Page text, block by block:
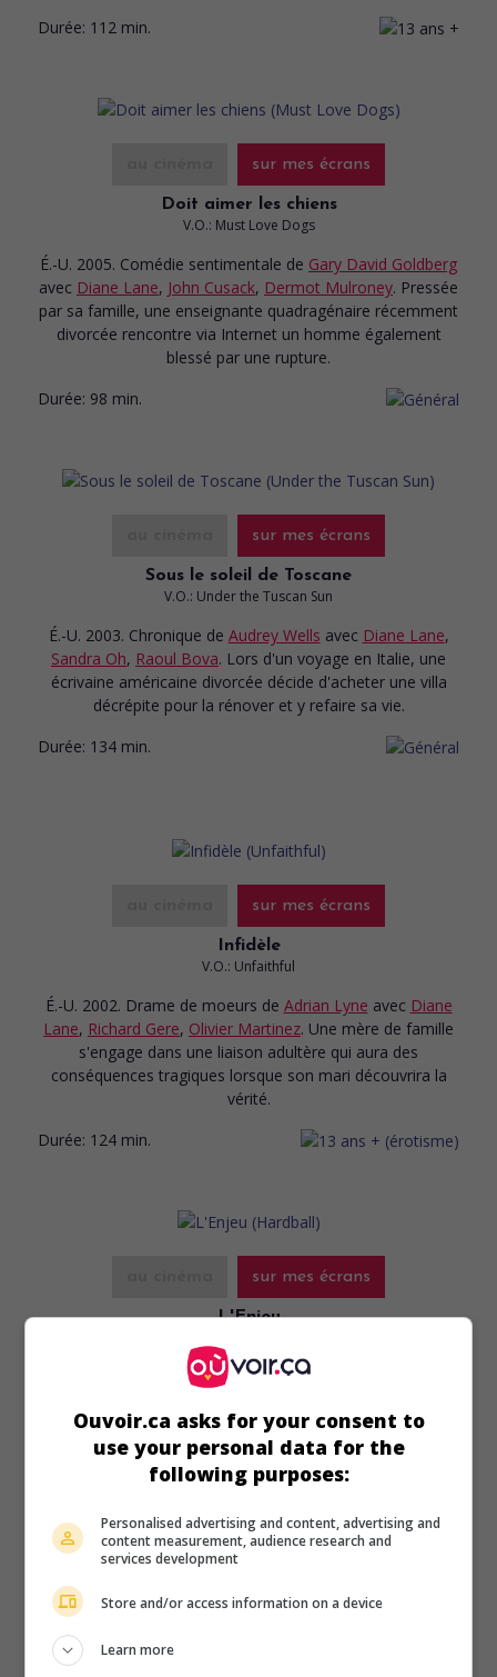
Durée: 112 min.
sur mes écrans
Doit aimer les chiens
V.O.: Must Love Dogs
É.-U. 2005. Comédie sentimentale de Gary David Goldberg
avec Diane Lane, John Cusack, Dermot Mulroney. Pressée
par sa famille, une enseignante quadragénaire récemment
divorcée rencontre via Internet un homme également
blessé par une rupture.
Durée: 98 min.
sur mes écrans
Sous le soleil de Toscane
V.O.: Under the Tuscan Sun
É.-U. 2003. Chronique de Audrey Wells avec Diane Lane,
Sandra Oh, Raoul Bova. Lors d'un voyage en Italie, une
écrivaine américaine divorcée décide d'acheter une villa
décrépite pour la rénover et y refaire sa vie.
Durée: 134 min.
sur mes écrans
Infidèle
V.O.: Unfaithful
É.-U. 2002. Drame de moeurs de Adrian Lyne avec Diane
Lane, Richard Gere, Olivier Martinez. Une mère de famille
s'engage dans une liaison adultère qui aura des
conséquences tragiques lorsque son mari découvrira la
vérité.
Durée: 124 min.
sur mes écrans
L'Enjeu
É.-U. 2001. Drame sportifde Brian Robbins
devient l'entraîneur d'une équipe de baseball formée de
gamins afro-américains d'un ghetto de Chicago.
Ouvoir.ca asks for your consent to
use your personal data for the
following purposes:
Personalised advertising and content, advertising and
content measurement, audience research and
services development
Store and/or access information on a device
Learn more